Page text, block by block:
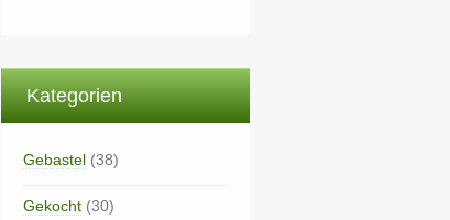
Kategorien
Gebastel(38)
Gekocht(30)